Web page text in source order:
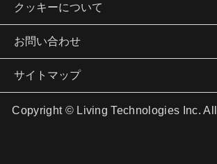
クッキーについて
お問い合わせ
サイトマップ
Copyright © Living Technologies Inc.